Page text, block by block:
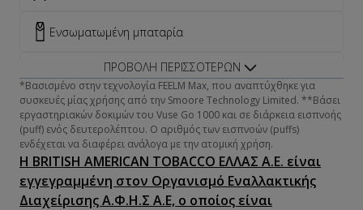
Ενσωματωμένη μπαταρία
Προγεμισμένη συσκευή
20mg/ml νικοτίνης
ΠΡΟΒΟΛΉ ΠΕΡΙΣΣΌΤΕΡΩΝ
*Βασισμένο στην τεχνολογία FEELM Max, που αναπτύχθηκε για
συσκευές μίας χρήσης από την Smoore Technology Limited. **Βάσει
εργαστηριακών δοκιμών του Vuse Go 1000 και σε διάρκεια εισπνοής
(puff) ενός δευτερολέπτου. Ο αριθμός των εισπνοών (puffs)
ενδέχεται να διαφέρει ανάλογα με την ατομική χρήση.
Η BRITISH AMERICAN TOBACCO ΕΛΛΑΣ Α.Ε. είναι
εγγεγραμμένη στον Οργανισμό Εναλλακτικής
Διαχείρισης Α.Φ.Η.Σ Α.Ε, ο οποίος είναι